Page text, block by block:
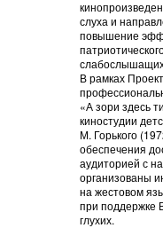
слуха и
повышение
В рамках
«А зори здесь
киностудии
М. Горького
обеспечения
аудиторией с
организованы
на жестовом
при поддержке
глухих.